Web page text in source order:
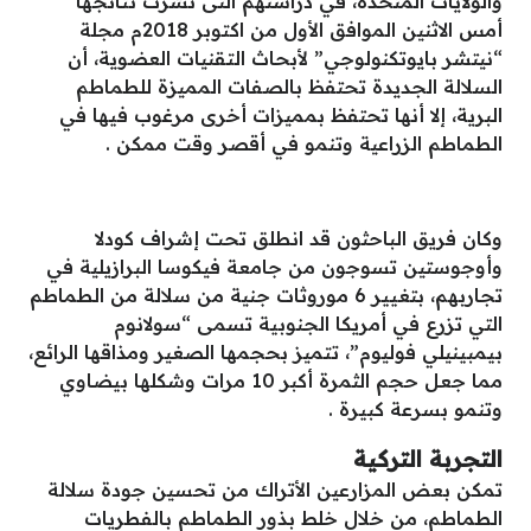
أمس الاثنين الموافق الأول من اكتوبر 2018م مجلة
“نيتشر بايوتكنولوجي” لأبحاث التقنيات العضوية، أن
السلالة الجديدة تحتفظ بالصفات المميزة للطماطم
البرية، إلا أنها تحتفظ بمميزات أخرى مرغوب فيها في
الطماطم الزراعية وتنمو في أقصر وقت ممكن .
وكان فريق الباحثون قد انطلق تحت إشراف كودلا
وأوجوستين تسوجون من جامعة فيكوسا البرازيلية في
تجاربهم، بتغيير 6 موروثات جنية من سلالة من الطماطم
التي تزرع في أمريكا الجنوبية تسمى “سولانوم
بيمبينيلي فوليوم”، تتميز بحجمها الصغير ومذاقها الرائع،
مما جعل حجم الثمرة أكبر 10 مرات وشكلها بيضاوي
وتنمو بسرعة كبيرة .
التجربة التركية
تمكن بعض المزارعين الأتراك من تحسين جودة سلالة
الطماطم، من خلال خلط بذور الطماطم بالفطريات